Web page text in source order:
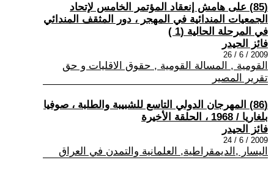
(85) على هامش إنعقاد المؤتمر الخامس لإتحاد
الجمعيات المندائية في المهجر ، دور المثقف المندائي
في المرحلة الحالية (1 )
فائز الحيدر
2009 / 6 / 26
القومية , المسالة القومية , حقوق الاقليات و حق
تقرير المصير
(86) المهرجان الدولي التاسع للشبيبة والطلبة ، صوفيا
بلغاريا / 1968 ، الحلقة الأخيرة
فائز الحيدر
2009 / 6 / 24
اليسار ,الديمقراطية, العلمانية والتمدن في العراق